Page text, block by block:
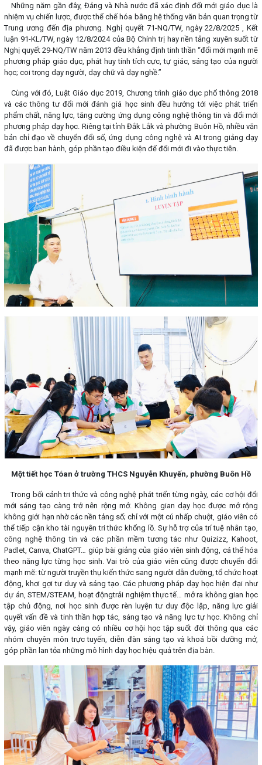
Những năm gần đây, Đảng và Nhà nước đã xác định đổi mới giáo dục là
nhiệm vụ chiến lược, được thể chế hóa bằng hệ thống văn bản quan trọng từ
Trung ương đến địa phương. Nghị quyết 71-NQ/TW, ngày 22/8/2025 , Kết
luận 91-KL/TW, ngày 12/8/2024 của Bộ Chính trị hay nền tảng xuyên suốt từ
Nghị quyết 29-NQ/TW năm 2013 đều khẳng định tinh thần “đổi mới mạnh mẽ
phương pháp giáo dục, phát huy tính tích cực, tự giác, sáng tạo của người
học; coi trọng dạy người, dạy chữ và dạy nghề.”
Cùng với đó, Luật Giáo dục 2019, Chương trình giáo dục phổ thông 2018
và các thông tư đổi mới đánh giá học sinh đều hướng tới việc phát triển
phẩm chất, năng lực, tăng cường ứng dụng công nghệ thông tin và đổi mới
phương pháp dạy học. Riêng tại tỉnh Đắk Lắk và phường Buôn Hồ, nhiều văn
bản chỉ đạo về chuyển đổi số, ứng dụng công nghệ và AI trong giảng dạy
đã được ban hành, góp phần tạo điều kiện để đổi mới đi vào thực tiễn.
Một tiết học Tóan ở trường THCS Nguyễn Khuyến, phường Buôn Hồ
Trong bối cảnh tri thức và công nghệ phát triển từng ngày, các cơ hội đổi
mới sáng tạo càng trở nên rộng mở. Không gian dạy học được mở rộng
không giới hạn nhờ các nền tảng số; chỉ với một cú nhấp chuột, giáo viên có
thể tiếp cận kho tài nguyên tri thức khổng lồ. Sự hỗ trợ của trí tuệ nhân tạo,
công nghệ thông tin và các phần mềm tương tác như Quizizz, Kahoot,
Padlet, Canva, ChatGPT… giúp bài giảng của giáo viên sinh động, cá thể hóa
theo năng lực từng học sinh. Vai trò của giáo viên cũng được chuyển đổi
mạnh mẽ: từ người truyền thụ kiến thức sang người dẫn đường, tổ chức hoạt
động, khơi gợi tư duy và sáng tạo. Các phương pháp dạy học hiện đại như
dự án, STEM/STEAM, hoạt độngtrải nghiệm thực tế… mở ra không gian học
tập chủ động, nơi học sinh được rèn luyện tư duy độc lập, năng lực giải
quyết vấn đề và tinh thần hợp tác, sáng tạo và năng lực tự học. Không chỉ
vậy, giáo viên ngày càng có nhiều cơ hội học tập suốt đời thông qua các
nhóm chuyên môn trực tuyến, diễn đàn sáng tạo và khoá bồi dưỡng mở,
góp phần lan tỏa những mô hình dạy học hiệu quả trên địa bàn.